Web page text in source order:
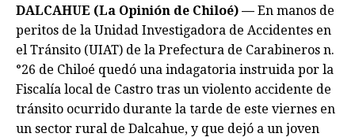
DALCAHUE (La Opinión de Chiloé) — En manos de
peritos de la Unidad Investigadora de Accidentes en
el Tránsito (UIAT) de la Prefectura de Carabineros n.
°26 de Chiloé quedó una indagatoria instruida por la
Fiscalía local de Castro tras un violento accidente de
tránsito ocurrido durante la tarde de este viernes en
un sector rural de Dalcahue, y que dejó a un joven